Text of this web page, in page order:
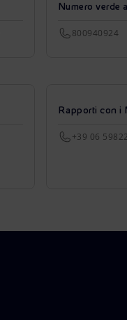
Numero verde
800940924
Rapporti con i
+39 06